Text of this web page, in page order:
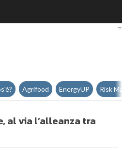
circolare, al via
Agrifood EnergyUP Risk
al via l’alleanza tra